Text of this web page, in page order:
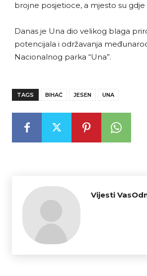
brojne posjetioce, a mjesto su
Danas je Una dio velikog blaga
potencijala i održavanja
Nacionalnog parka “Una”.
TAGS BIHAĆ JESEN UNA
Vijesti